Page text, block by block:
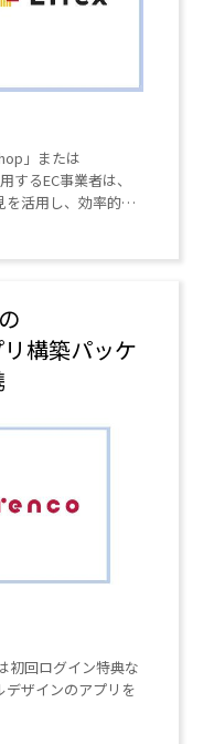
」または
するEC事業者は、
を活用し、効率的な
。
構築パッケ
初回ログイン特典な
デザインのアプリを